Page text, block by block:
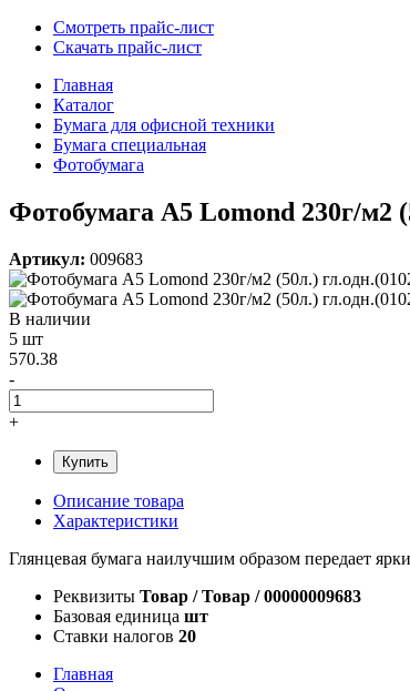
Смотреть прайс-лист
Скачать прайс-лист
Главная
Каталог
Бумага для офисной техники
Бумага специальная
Фотобумага
Фотобумага A5 Lomond 230г/м2
Артикул: 009683
В наличии
5 шт
570.38
-
+
Купить
Описание товара
Характеристики
Глянцевая бумага наилучшим образом передает
Реквизиты Товар / Товар / 00000009683
Базовая единица шт
Ставки налогов 20
Главная